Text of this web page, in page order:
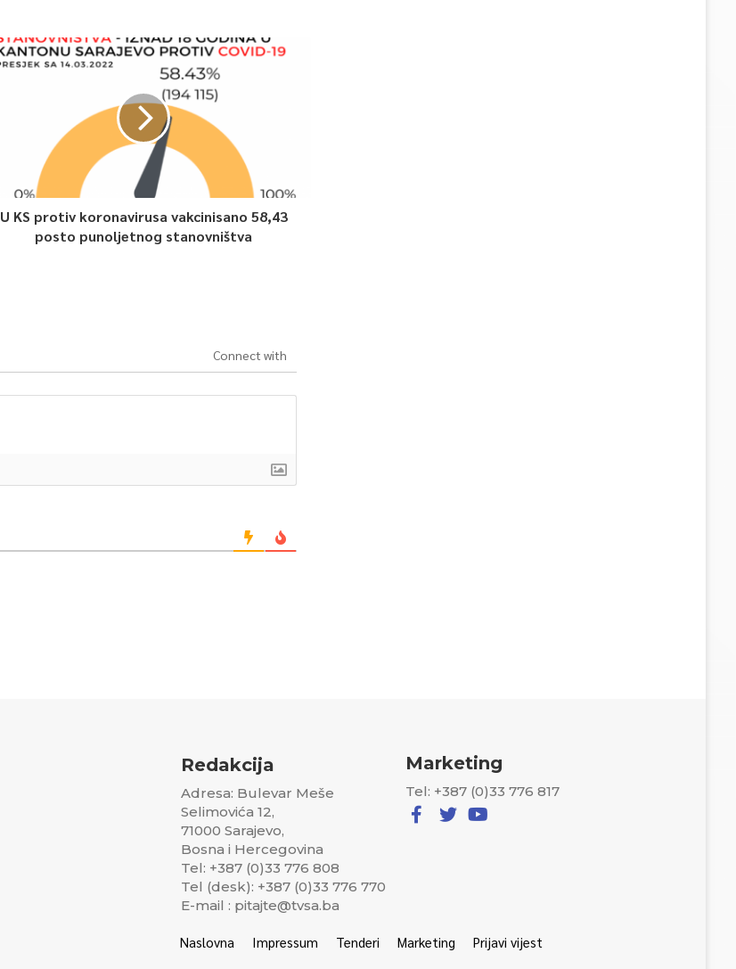
U KS protiv koronavirusa vakcinisano 58,43
posto punoljetnog stanovništva
Connect with
Redakcija
Adresa: Bulevar Meše
Selimovića 12,
71000 Sarajevo,
Bosna i Hercegovina
Tel: +387 (0)33 776 808
Tel (desk): +387 (0)33 776 770
E-mail : pitajte@tvsa.ba
Marketing
Tel: +387 (0)33 776 817
Naslovna Impressum Tenderi Marketing Prijavi vijest